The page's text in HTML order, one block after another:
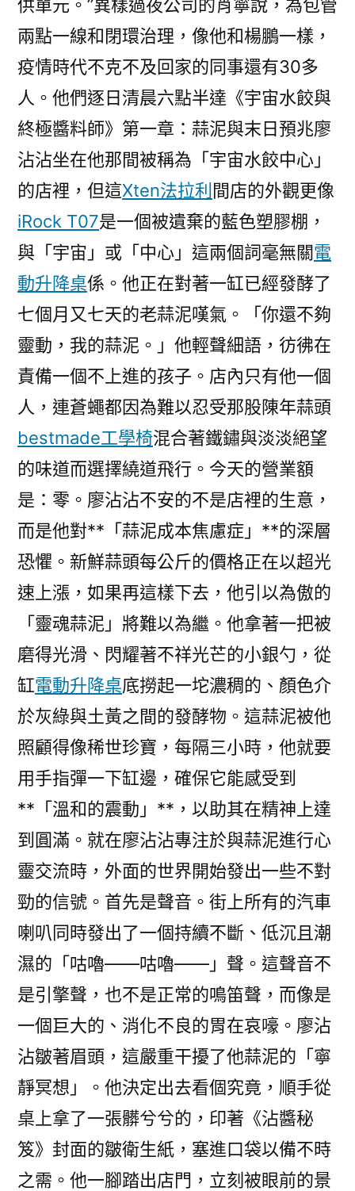
供單元。”異樣過夜公司的肖寧說，為包管
兩點一線和閉環治理，像他和楊鵬一樣，
疫情時代不克不及回家的同事還有30多
人。他們逐日清晨六點半達《宇宙水餃與
終極醬料師》第一章：蒜泥與末日預兆廖
沾沾坐在他那間被稱為「宇宙水餃中心」
的店裡，但這Xten法拉利 間店的外觀更像
iRock T07是一個被遺棄的藍色塑膠棚，
與「宇宙」或「中心」這兩個詞毫無關電
動升降桌係。他正在對著一缸已經發酵了
七個月又七天的老蒜泥嘆氣。「你還不夠
靈動，我的蒜泥。」他輕聲細語，彷彿在
責備一個不上進的孩子。店內只有他一個
人，連蒼蠅都因為難以忍受那股陳年蒜頭
bestmade工學椅混合著鐵鏽與淡淡絕望
的味道而選擇繞道飛行。今天的營業額
是：零。廖沾沾不安的不是店裡的生意，
而是他對**「蒜泥成本焦慮症」**的深層
恐懼。新鮮蒜頭每公斤的價格正在以超光
速上漲，如果再這樣下去，他引以為傲的
「靈魂蒜泥」將難以為繼。他拿著一把被
磨得光滑、閃耀著不祥光芒的小銀勺，從
缸電動升降桌底撈起一坨濃稠的、顏色介
於灰綠與土黃之間的發酵物。這蒜泥被他
照顧得像稀世珍寶，每隔三小時，他就要
用手指彈一下缸邊，確保它能感受到
**「溫和的震動」**，以助其在精神上達
到圓滿。就在廖沾沾專注於與蒜泥進行心
靈交流時，外面的世界開始發出一些不對
勁的信號。首先是聲音。街上所有的汽車
喇叭同時發出了一個持續不斷、低沉且潮
濕的「咕嚕——咕嚕——」聲。這聲音不
是引擎聲，也不是正常的鳴笛聲，而像是
一個巨大的、消化不良的胃在哀嚎。廖沾
沾皺著眉頭，這嚴重干擾了他蒜泥的「寧
靜冥想」。他決定出去看個究竟，順手從
桌上拿了一張髒兮兮的，印著《沾醬秘
笈》封面的皺衛生紙，塞進口袋以備不時
之需。他一腳踏出店門，立刻被眼前的景